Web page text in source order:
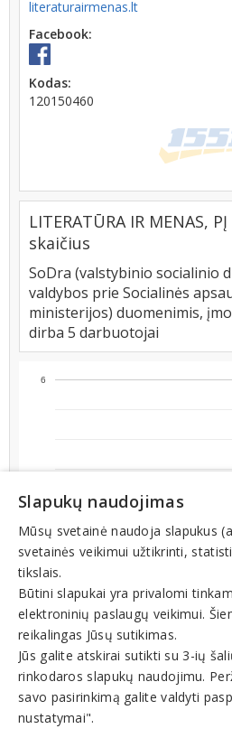
literaturairmenas.lt
Facebook:
Kodas:
120150460
LITERATŪRA IR MENAS,
skaičius
SoDra (valstybinio socialinio
valdybos prie Socialinės
ministerijos) duomenimis,
dirba 5 darbuotojai
2025-08-072025-08-202025-09-022025-09-152025-09-282025-10-112025-10-242025-11-062025-11-192025-12-022025-12-152025-12-282026-01-102026-01-232026-02-052026-02-18
4
5
6
Slapukų naudojimas
Mūsų svetainė naudoja slapukus
svetainės veikimui užtikrinti,
tikslais.
Būtini slapukai yra privalomi
elektroninių paslaugų veikimui.
reikalingas Jūsų sutikimas.
Jūs galite atskirai sutikti su 3-ių
rinkodaros slapukų naudojimu.
savo pasirinkimą galite valdyti
nustatymai".